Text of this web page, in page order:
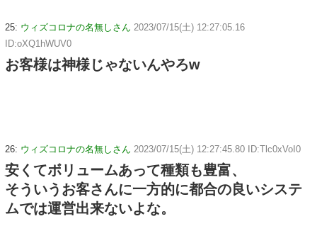
25: ウィズコロナの名無しさん 2023/07/15(土) 12:27:05.16
ID:oXQ1hWUV0
お客様は神様じゃないんやろw
26: ウィズコロナの名無しさん 2023/07/15(土) 12:27:45.80 ID:Tlc0xVoI0
安くてボリュームあって種類も豊富、
そういうお客さんに一方的に都合の良いシステ
ムでは運営出来ないよな。